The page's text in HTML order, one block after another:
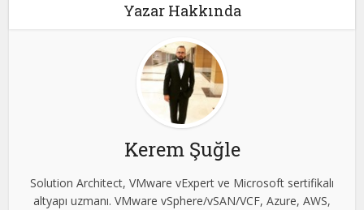
Yazar Hakkında
Kerem Şuğle
Solution Architect, VMware vExpert ve Microsoft sertifikalı
altyapı uzmanı. VMware vSphere/vSAN/VCF, Azure, AWS,